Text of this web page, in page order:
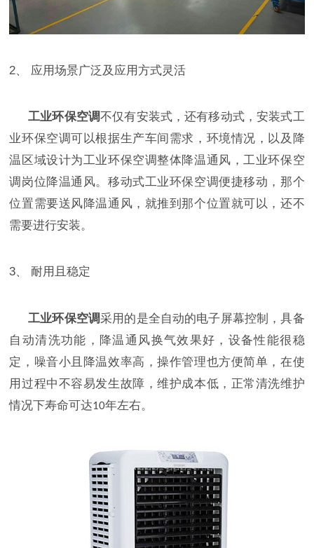
2、 应用场景广泛及应用方式灵活
工业环保空调不仅有安装式，还有移动式，安装式工
业环保空调可以根据生产车间需求，环境情况，以及降
温区域设计为工业环保空调整体降温通风，工业环保空
调岗位降温通风。移动式工业环保空调便捷移动，那个
位置需要送风降温通风，就推到那个位置就可以，还不
需要进行安装。
3、 耐用且稳定
工业环保空调采用的是全自动的电子屏幕控制，具备
自动清洗功能，降温通风换气效果好，设备性能很稳
定，噪音小且降温效率高，操作管理也方便简单，在使
用过程中不容易发生故障，维护成本低，正常清洗维护
情况下寿命可达10年左右。